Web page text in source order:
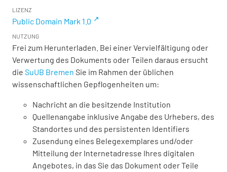
LIZENZ
Public Domain Mark 1.0
NUTZUNG
Frei zum Herunterladen. Bei einer Vervielfältigung oder
Verwertung des Dokuments oder Teilen daraus ersucht
die SuUB Bremen Sie im Rahmen der üblichen
wissenschaftlichen Gepflogenheiten um:
Nachricht an die besitzende Institution
Quellenangabe inklusive Angabe des Urhebers, des
Standortes und des persistenten Identifiers
Zusendung eines Belegexemplares und/oder
Mitteilung der Internetadresse Ihres digitalen
Angebotes, in das Sie das Dokument oder Teile